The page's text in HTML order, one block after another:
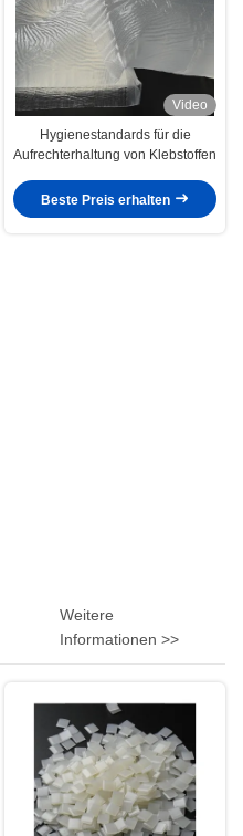
Video
Hygienestandards für die
Aufrechterhaltung von Klebstoffen
Beste Preis erhalten
Weitere
Informationen >>